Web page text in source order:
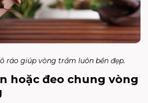
ráo giúp vòng trầm luôn bền đẹp.
hoặc đeo chung vòng